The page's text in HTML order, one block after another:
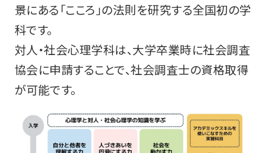
景にある「こころ」の法則を研究する全国初の学
科です。
対人・社会心理学科は、大学卒業時に社会調査
協会に申請することで、社会調査士の資格取得
が可能です。